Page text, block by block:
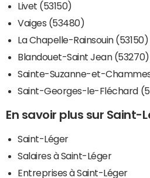
Livet (53150)
Vaiges (53480)
La Chapelle-Rainsouin (53150)
Blandouet-Saint Jean (53270)
Sainte-Suzanne-et-
Saint-Georges-le-Fléchard
En savoir plus sur Saint-
Saint-Léger
Salaires à Saint-Léger
Entreprises à Saint-Léger